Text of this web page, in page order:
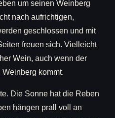
um seinen Weinberg
nach aufrichtigen,
geschlossen und mit
freuen sich. Vielleicht
Wein, auch wenn der
kommt.
Die Sonne hat die Reben
hängen prall voll an